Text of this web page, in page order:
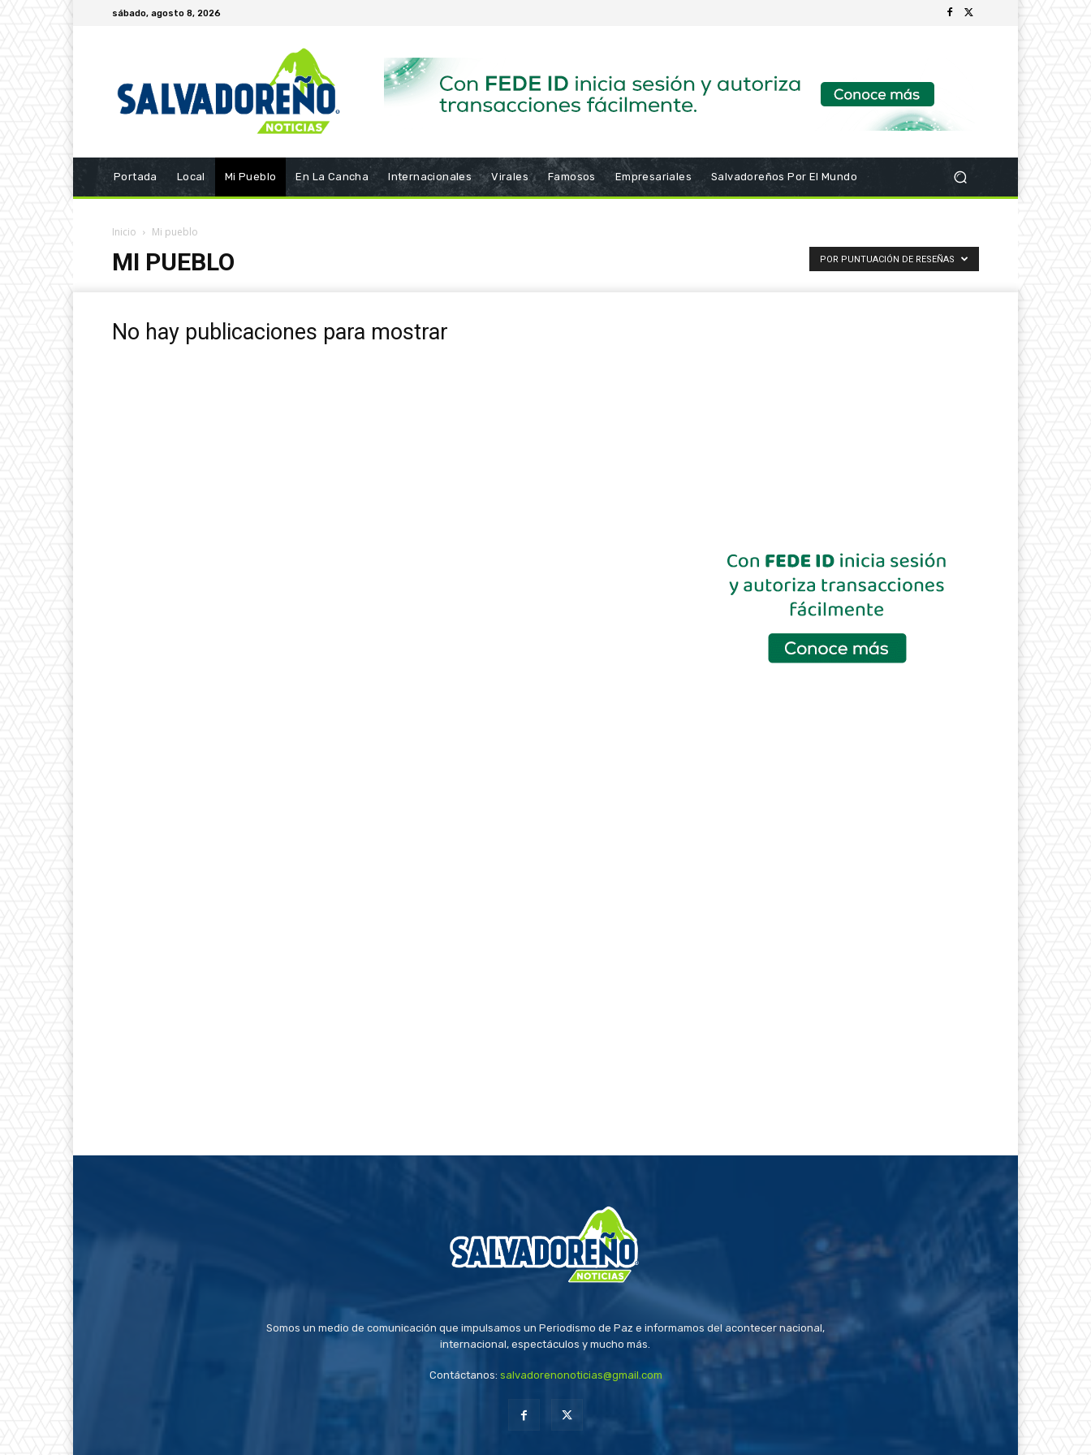
sábado, agosto 8, 2026
Portada Local Mi Pueblo En La Cancha Internacionales Virales Famosos Empresariales Salvadoreños Por El Mundo
Inicio Mi pueblo
MI PUEBLO POR PUNTUACIÓN DE RESEÑAS
No hay publicaciones para mostrar
Somos un medio de comunicación que impulsamos un Periodismo de Paz e informamos del acontecer nacional,
internacional, espectáculos y mucho más.
Contáctanos: salvadorenonoticias@gmail.com